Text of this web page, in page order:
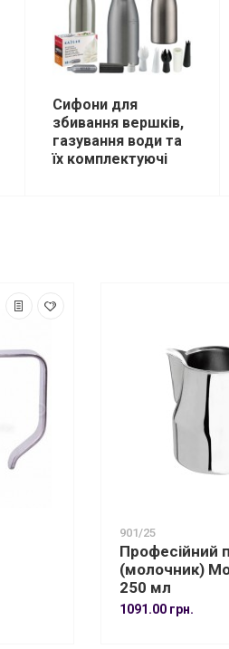
Сифони для
збивання вершків,
газування води та
їх комплектуючі
901/25
Професійний
(молочник)
250 мл
1091.00 грн.